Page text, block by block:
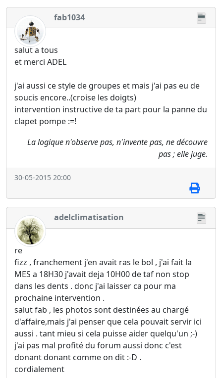
fab1034
salut a tous
et merci ADEL
j'ai aussi ce style de groupes et mais j'ai pas eu de
soucis encore..(croise les doigts)
intervention instructive de ta part pour la panne du
clapet pompe :=!
La logique n'observe pas, n'invente pas, ne découvre
pas ; elle juge.
30-05-2015 20:00
adelclimatisation
re
fizz , franchement j'en avait ras le bol , j'ai fait la
MES a 18H30 j'avait deja 10H00 de taf non stop
dans les dents . donc j'ai laisser ca pour ma
prochaine intervention .
salut fab , les photos sont destinées au chargé
d'affaire,mais j'ai penser que cela pouvait servir ici
aussi . tant mieu si cela puisse aider quelqu'un ;-)
j'ai pas mal profité du forum aussi donc c'est
donant donant comme on dit :-D .
cordialement